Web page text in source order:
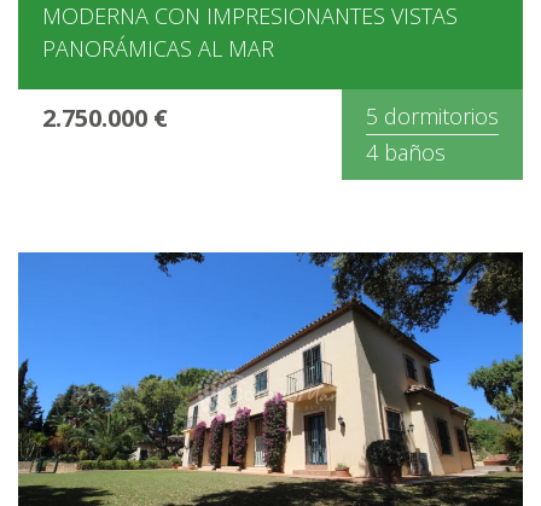
MODERNA CON IMPRESIONANTES VISTAS
PANORÁMICAS AL MAR
2.750.000 €
5 dormitorios
4 baños